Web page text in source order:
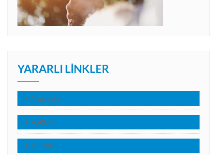
YARARLI LINKLER
Anasayfa
FORUM
MEDYA